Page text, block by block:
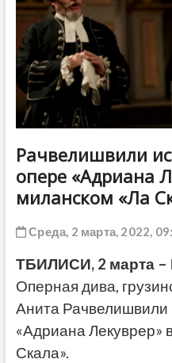
Рачвелишвили
опере «Адриана
миланском «Ла
Среда, 2 марта, 2022,
ТБИЛИСИ, 2 марта –
Оперная дива,
Анита Рачвелишвили
«Адриана Лекуврер»
Скала».